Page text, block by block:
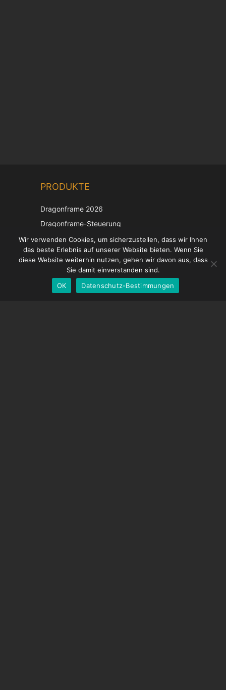
PRODUKTE
Dragonframe 2026
Dragonframe-Steuerung
DDMX-512
DMC-32
EOS LV-Korrekturkappe
Wir verwenden Cookies, um sicherzustellen, dass wir Ihnen
das beste Erlebnis auf unserer Website bieten. Wenn Sie
diese Website weiterhin nutzen, gehen wir davon aus, dass
Sie damit einverstanden sind.
OK
Datenschutz-Bestimmungen
German
English
Spanish
French